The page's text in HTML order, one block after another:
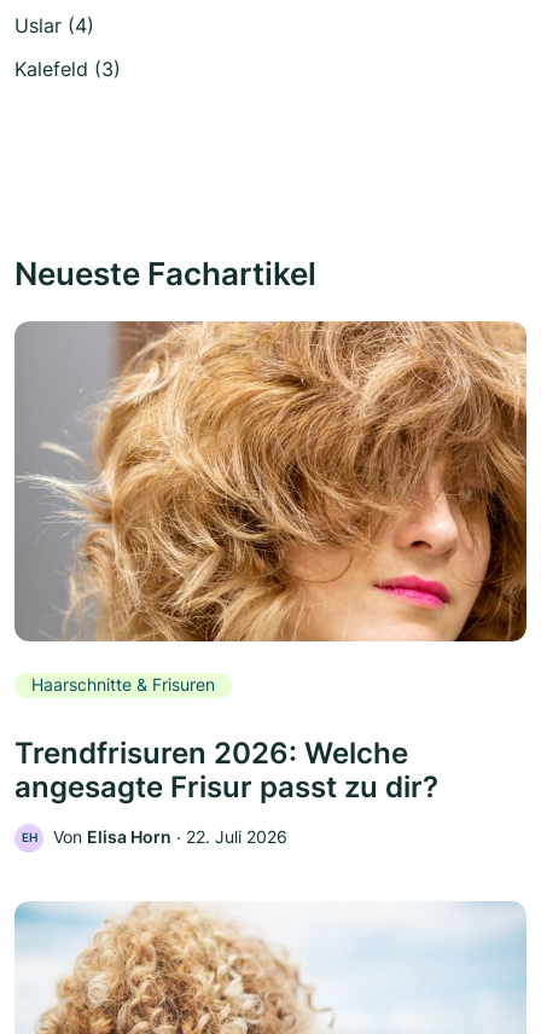
Uslar (4)
Kalefeld (3)
Neueste Fachartikel
Haarschnitte & Frisuren
Trendfrisuren 2026: Welche
angesagte Frisur passt zu dir?
EH Von Elisa Horn ‧ 22. Juli 2026